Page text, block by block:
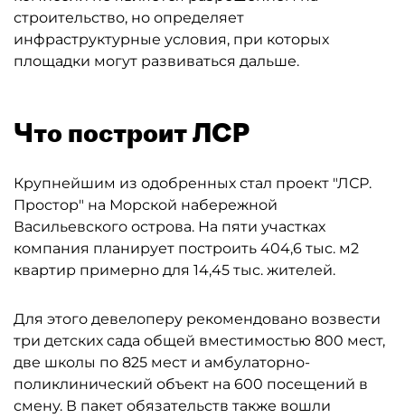
строительство, но определяет
инфраструктурные условия, при которых
площадки могут развиваться дальше.
Что построит ЛСР
Крупнейшим из одобренных стал проект "ЛСР.
Простор" на Морской набережной
Васильевского острова. На пяти участках
компания планирует построить 404,6 тыс. м2
квартир примерно для 14,45 тыс. жителей.
Для этого девелоперу рекомендовано возвести
три детских сада общей вместимостью 800 мест,
две школы по 825 мест и амбулаторно-
поликлинический объект на 600 посещений в
смену. В пакет обязательств также вошли